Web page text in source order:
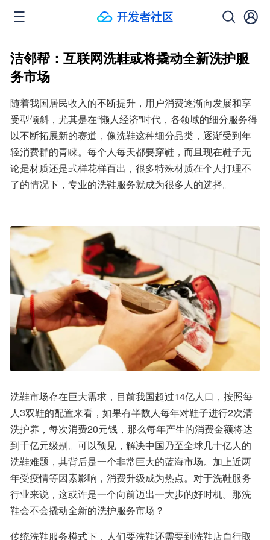
洁邻帮：互联网洗鞋或将撬动全新洗护服
务市场
随着我国居民收入的不断提升，用户消费逐渐向发展和享
受型倾斜，尤其是在“懒人经济”时代，各领域的细分服务得
以不断拓展新的赛道，像洗鞋这种细分品类，逐渐受到年
轻消费群的青睐。每个人每天都要穿鞋，而且现在鞋子无
论是材质还是式样花样百出，很多特殊材质在个人打理不
了的情况下，专业的洗鞋服务就成为很多人的选择。
洗鞋市场存在巨大需求，目前我国超过14亿人口，按照每
人3双鞋的配置来看，如果有半数人每年对鞋子进行2次清
洗护养，每次消费20元钱，那么每年产生的消费金额将达
到千亿元级别。可以预见，解决中国乃至全球几十亿人的
洗鞋难题，其背后是一个非常巨大的蓝海市场。加上近两
年受疫情等因素影响，消费升级成为热点。对于洗鞋服务
行业来说，这或许是一个向前迈出一大步的好时机。那洗
鞋会不会撬动全新的洗护服务市场？
传统洗鞋服务模式下，人们要洗鞋还需要到洗鞋店自行取